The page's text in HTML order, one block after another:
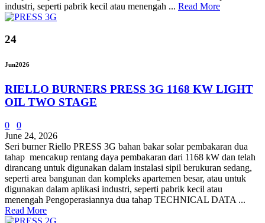
industri, seperti pabrik kecil atau menengah ... Read More
24
Jun2026
RIELLO BURNERS PRESS 3G 1168 KW LIGHT
OIL TWO STAGE
0
0
June 24, 2026
Seri burner Riello PRESS 3G bahan bakar solar pembakaran dua
tahap mencakup rentang daya pembakaran dari 1168 kW dan telah
dirancang untuk digunakan dalam instalasi sipil berukuran sedang,
seperti area bangunan dan kompleks apartemen besar, atau untuk
digunakan dalam aplikasi industri, seperti pabrik kecil atau
menengah Pengoperasiannya dua tahap TECHNICAL DATA ...
Read More